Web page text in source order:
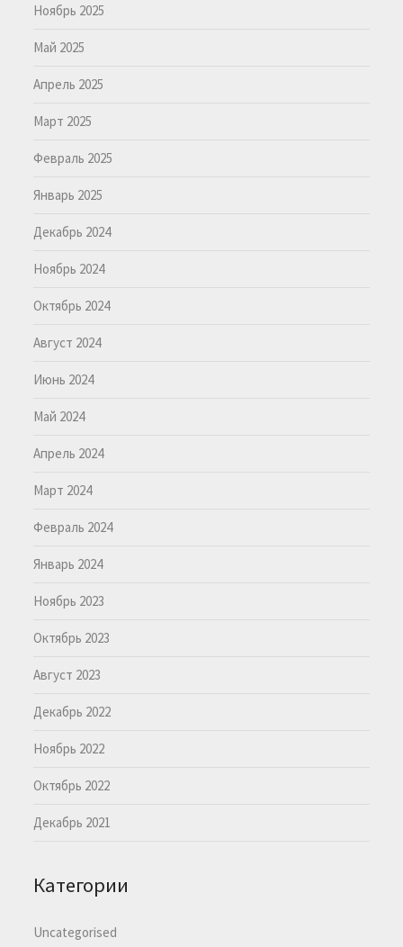
Ноябрь 2025
Май 2025
Апрель 2025
Март 2025
Февраль 2025
Январь 2025
Декабрь 2024
Ноябрь 2024
Октябрь 2024
Август 2024
Июнь 2024
Май 2024
Апрель 2024
Март 2024
Февраль 2024
Январь 2024
Ноябрь 2023
Октябрь 2023
Август 2023
Декабрь 2022
Ноябрь 2022
Октябрь 2022
Декабрь 2021
Категории
Uncategorised